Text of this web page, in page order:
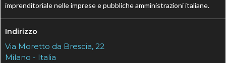
imprenditoriale nelle imprese e pubbliche amministrazioni italiane.
Indirizzo
Via Moretto da Brescia, 22
Milano - Italia